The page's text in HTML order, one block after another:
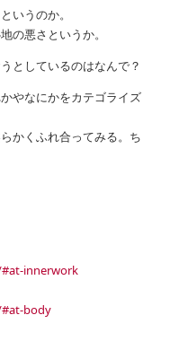
いうのか。
の悪さというか。
としているのはなんで？
やなにかをカテゴライズ
かくふれ合ってみる。ち
innerwork
body